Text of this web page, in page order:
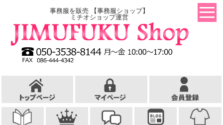
事務服を販売 【事務服ショップ】
ミチオショップ運営